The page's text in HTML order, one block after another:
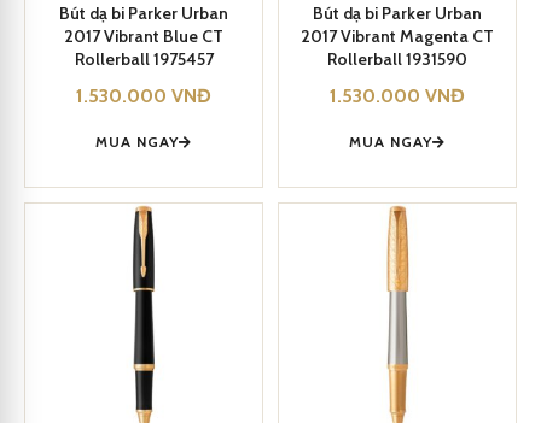
out of 5
based on
customer
Bút dạ bi Parker Urban
2017 Vibrant Blue CT
Rollerball 1975457
1.530.000 VNĐ
MUA NGAY
out of 5
based on
customer
Bút dạ bi Parker Urban
2017 Vibrant Magenta CT
Rollerball 1931590
1.530.000 VNĐ
MUA NGAY